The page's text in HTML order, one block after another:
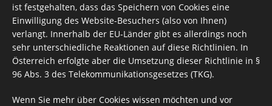
ist festgehalten, dass das Speichern von Cookies eine
Einwilligung des Website-Besuchers (also von Ihnen)
verlangt. Innerhalb der EU-Länder gibt es allerdings noch
sehr unterschiedliche Reaktionen auf diese Richtlinien. In
Österreich erfolgte aber die Umsetzung dieser Richtlinie in §
96 Abs. 3 des Telekommunikationsgesetzes (TKG).
Wenn Sie mehr über Cookies wissen möchten und vor